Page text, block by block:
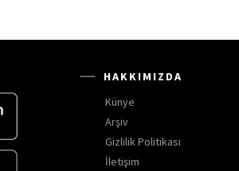
HAKKIMIZDA
Künye
Arşiv
Gizlilik Politikası
İletişim